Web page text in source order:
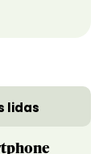
lidas